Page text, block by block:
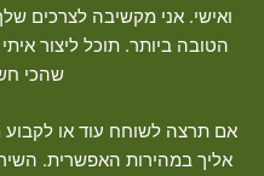
ואישי. אני מקשיבה לצרכים
הטובה ביותר. תוכל ליצור
שהכי
אם תרצה לשוחח עוד או לקבוע
אליך במהירות האפשרית.